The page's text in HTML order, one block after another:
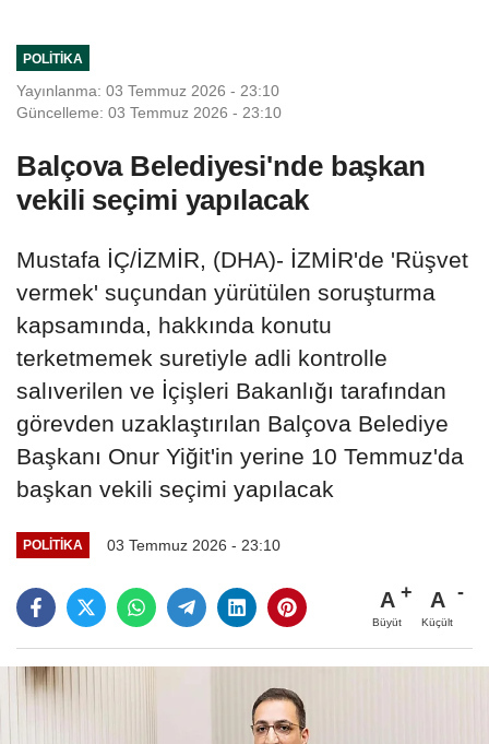
POLITIKA
Yayınlanma: 03 Temmuz 2026 - 23:10
Güncelleme: 03 Temmuz 2026 - 23:10
Balçova Belediyesi'nde başkan
vekili seçimi yapılacak
Mustafa İÇ/İZMİR, (DHA)- İZMİR'de 'Rüşvet
vermek' suçundan yürütülen soruşturma
kapsamında, hakkında konutu
terketmemek suretiyle adli kontrolle
salıverilen ve İçişleri Bakanlığı tarafından
görevden uzaklaştırılan Balçova Belediye
Başkanı Onur Yiğit'in yerine 10 Temmuz'da
başkan vekili seçimi yapılacak
POLITIKA 03 Temmuz 2026 - 23:10
A
Büyüt
A
Küçült